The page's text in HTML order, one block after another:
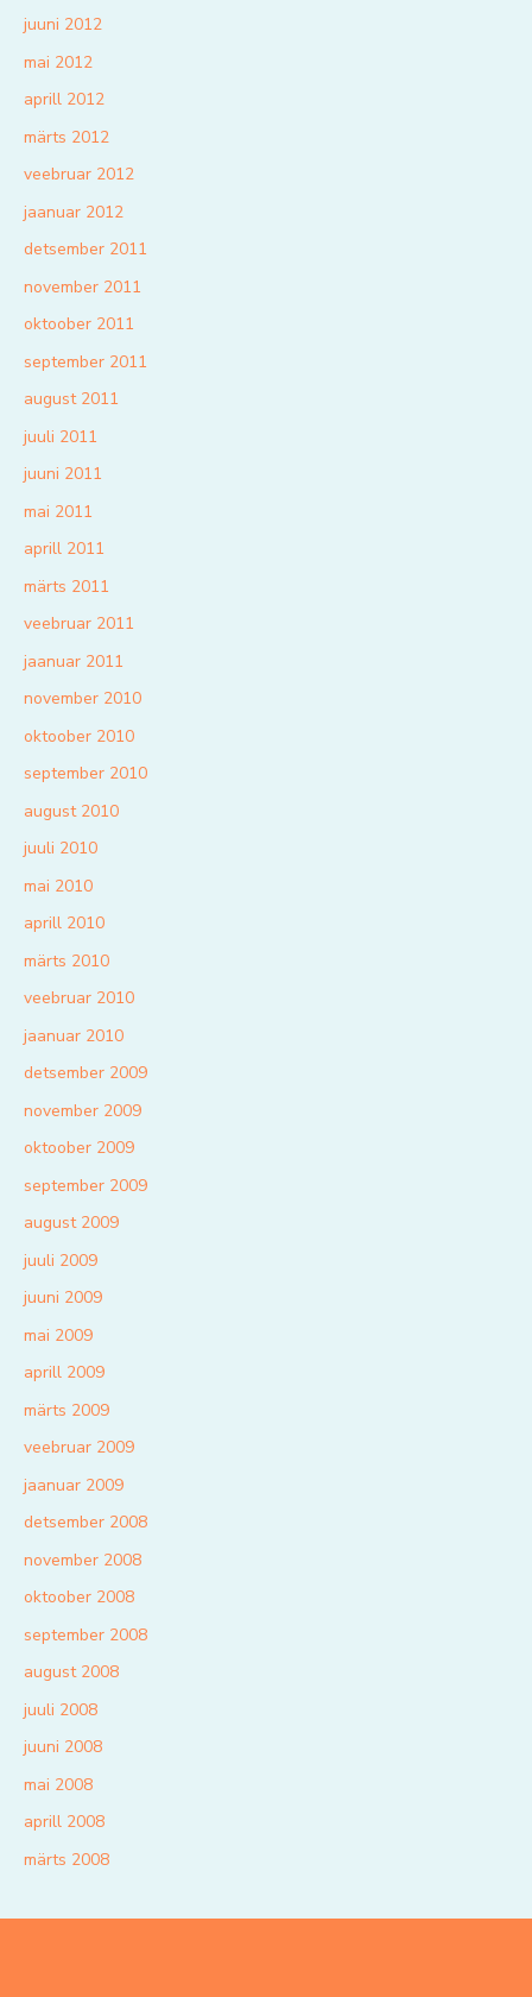
juuni 2012
mai 2012
aprill 2012
märts 2012
veebruar 2012
jaanuar 2012
detsember 2011
november 2011
oktoober 2011
september 2011
august 2011
juuli 2011
juuni 2011
mai 2011
aprill 2011
märts 2011
veebruar 2011
jaanuar 2011
november 2010
oktoober 2010
september 2010
august 2010
juuli 2010
mai 2010
aprill 2010
märts 2010
veebruar 2010
jaanuar 2010
detsember 2009
november 2009
oktoober 2009
september 2009
august 2009
juuli 2009
juuni 2009
mai 2009
aprill 2009
märts 2009
veebruar 2009
jaanuar 2009
detsember 2008
november 2008
oktoober 2008
september 2008
august 2008
juuli 2008
juuni 2008
mai 2008
aprill 2008
märts 2008